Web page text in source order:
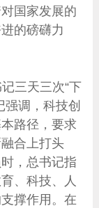
国家发展的
的磅礴力
三天三次“下
强调，科技创
路径，要求
合上打头
，总书记指
、科技、人
撑作用。在